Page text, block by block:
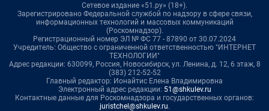
Сетевое издание «51.ру» (18+).
Зарегистрировано Федеральной службой по надзору в сфере связи,
информационных технологий и массовых коммуникаций
(Роскомнадзор).
Регистрационный номер ЭЛ № ФС 77 - 87890 от 30.07.2024
Учредитель: Общество с ограниченной ответственностью "ИНТЕРНЕТ
ТЕХНОЛОГИИ"
Адрес редакции: 630099, Россия, Новосибирск, ул. Ленина, д. 12, 6 этаж, 8
(383) 212-52-52
Главный редактор: Ионайтис Елена Владимировна
Электронный адрес редакции: 51@shkulev.ru
Контактные данные для Роскомнадзора и государственных органов:
juristchel@shkulev.ru.